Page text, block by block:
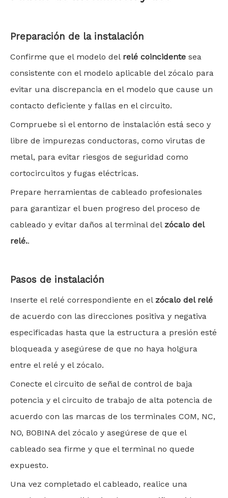
Preparación de la instalación
Confirme que el modelo del relé coincidente sea
consistente con el modelo aplicable del zócalo para
evitar una discrepancia en el modelo que cause un
contacto deficiente y fallas en el circuito.
Compruebe si el entorno de instalación está seco y
libre de impurezas conductoras, como virutas de
metal, para evitar riesgos de seguridad como
cortocircuitos y fugas eléctricas.
Prepare herramientas de cableado profesionales
para garantizar el buen progreso del proceso de
cableado y evitar daños al terminal del zócalo del
relé..
Pasos de instalación
Inserte el relé correspondiente en el zócalo del relé
de acuerdo con las direcciones positiva y negativa
especificadas hasta que la estructura a presión esté
bloqueada y asegúrese de que no haya holgura
entre el relé y el zócalo.
Conecte el circuito de señal de control de baja
potencia y el circuito de trabajo de alta potencia de
acuerdo con las marcas de los terminales COM, NC,
NO, BOBINA del zócalo y asegúrese de que el
cableado sea firme y que el terminal no quede
expuesto.
Una vez completado el cableado, realice una